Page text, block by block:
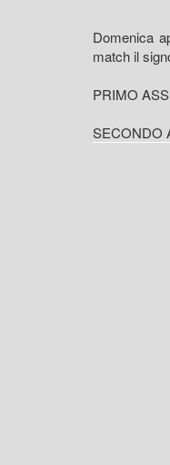
Domenica
match il
PRIMO
SECONDO